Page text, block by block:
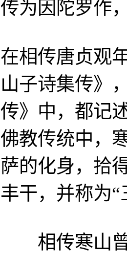
传为因陀罗作
在相传唐贞观
山子诗集传》
传》中，都记
佛教传统中，
萨的化身，拾
丰干，并称为“
相传寒山曾